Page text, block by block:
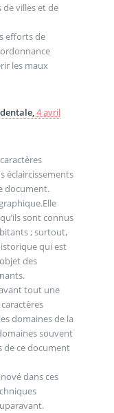
villes et de
efforts de
les maux
4 avril
éclaircissements
document.
sont connus
; surtout,
qui est
des
tout une
domaines de la
souvent
de ce document
dans ces